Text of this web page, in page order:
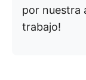
por nuestra
trabajo!